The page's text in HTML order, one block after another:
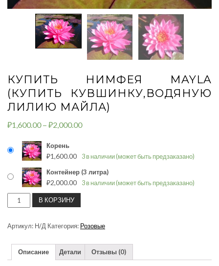
КУПИТЬ НИМФЕЯ MAYLA
(КУПИТЬ КУВШИНКУ,ВОДЯНУЮ
ЛИЛИЮ МАЙЛА)
₽1,600.00– ₽2,000.00
Корень
₽1,600.00
3 в наличии (может быть предзаказано)
Контейнер (3 литра)
₽2,000.00 3 в наличии (может быть предзаказано)
КОЛИЧЕСТВО
ТОВАРА
НИМФЕЯ
(КУПИТЬ
КУВШИНКУ,ВОДЯНУЮ
В КОРЗИНУ
Артикул: Н/Д Категория: Розовые
Описание Детали Отзывы (0)